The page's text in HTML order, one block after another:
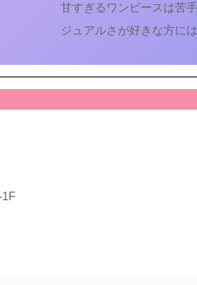
甘すぎるワンピースは苦
ジュアルさが好きな方に